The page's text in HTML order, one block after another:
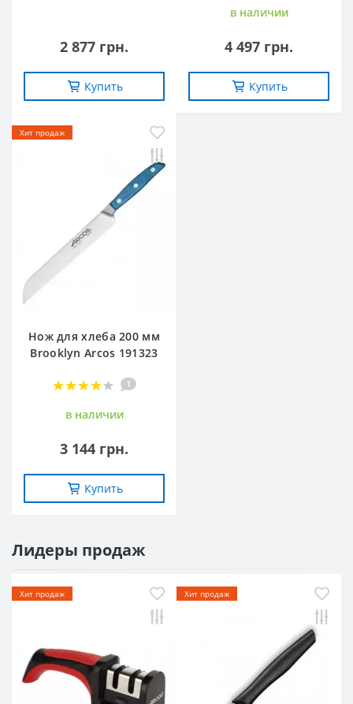
2 877 грн.
Купить
в наличии
4 497 грн.
Купить
Хит продаж
Нож для хлеба 200 мм
Brooklyn Arcos 191323
1
в наличии
3 144 грн.
Купить
Лидеры продаж
Хит продаж Хит продаж